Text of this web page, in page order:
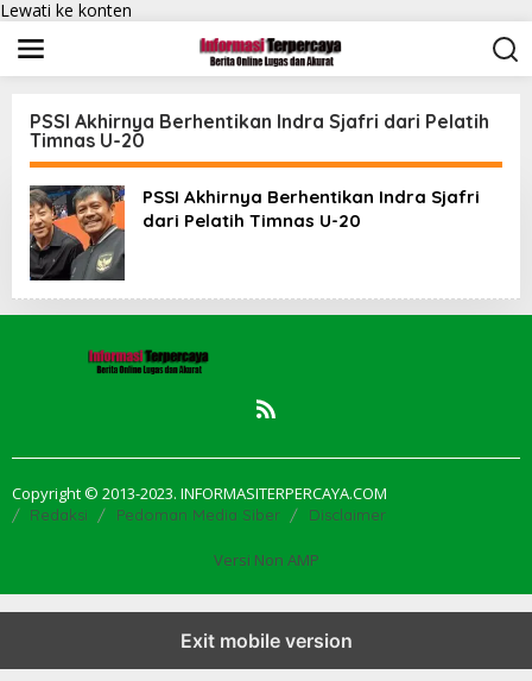
Lewati ke konten
PSSI Akhirnya Berhentikan Indra Sjafri dari Pelatih
Timnas U-20
PSSI Akhirnya Berhentikan Indra Sjafri
dari Pelatih Timnas U-20
Copyright © 2013-2023. INFORMASITERPERCAYA.COM
Redaksi Pedoman Media Siber Disclaimer
Versi Non AMP
Exit mobile version